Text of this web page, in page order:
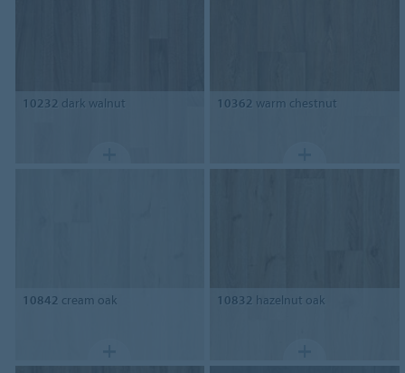
10232 dark walnut 10362 warm chestnut
10842 cream oak 10832 hazelnut oak